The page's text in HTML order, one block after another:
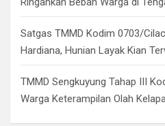
Satgas TMMD Kodim 0703/
Hardiana, Hunian Layak Kian
TMMD Sengkuyung Tahap III
Warga Keterampilan Olah